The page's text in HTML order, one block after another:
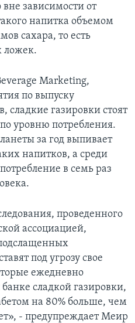
зависимости от
напитка объемом
сахара, то есть
ложек.
Marketing,
по выпуску
сладкие газировки стоят
уровню потребления.
за год выпивает
напитков, а среди
в семь раз
проведенного
ассоциацией,
под угрозу свое
ежедневно
сладкой газировки,
на 80% больше, чем
- предупреждает Меир